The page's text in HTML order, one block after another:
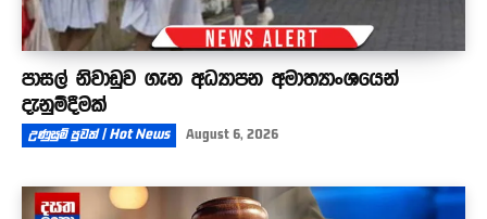
පාසල් නිවාඩුව ගැන අධ්‍යාපන අමාත්‍යාංශයෙන්
දැනුම්දීමක්
උණුසුම් පුවත් | Hot News August 6, 2026